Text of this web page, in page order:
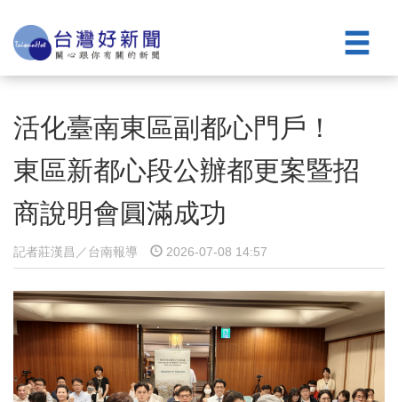
活化臺南東區副都心門戶！
東區新都心段公辦都更案暨招
商說明會圓滿成功
記者莊漢昌／台南報導 2026-07-08 14:57